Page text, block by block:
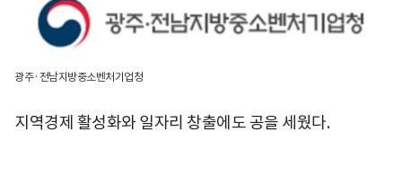
광주·전남지방중소벤처기업청
지역경제 활성화와 일자리 창출에도 공을 세웠다.